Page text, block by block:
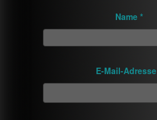
Name *
E-Mail-Adresse